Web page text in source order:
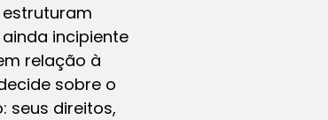
incipiente
relação à
sobre o
seus direitos,